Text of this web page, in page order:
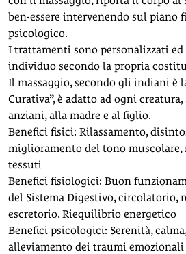
ben-essere intervenendo sul piano
psicologico.
I trattamenti sono personalizzati
individuo secondo la propria
Il massaggio, secondo gli indiani è
Curativa”, è adatto ad ogni
anziani, alla madre e al figlio.
Benefici fisici: Rilassamento,
miglioramento del tono
tessuti
Benefici fisiologici: Buon
del Sistema Digestivo, circolatorio,
escretorio. Riequilibrio energetico
Benefici psicologici: Serenità,
alleviamento dei traumi emozionali